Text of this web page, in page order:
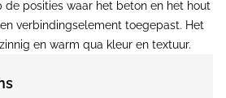
de posities waar het beton en het hout
verbindingselement toegepast. Het
en warm qua kleur en textuur.